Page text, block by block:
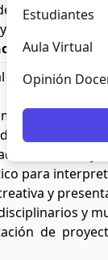
Estudiantes
Aula Virtual
Opinión
políticas y
nos
Tropical
Intercultural
coherencia
para
y
y
de